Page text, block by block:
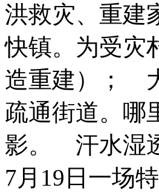
洪救灾、重建
快镇。为受灾
造重建）；
疏通街道。哪
影。 汗水湿
7月19日一场